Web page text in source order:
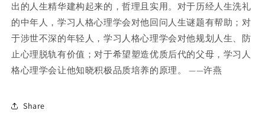
出的人生精华建构起来的，哲理且实用。对于历经人生洗礼
的中年人，学习人格心理学会对他回问人生谜题有帮助；对
于涉世不深的年轻人，学习人格心理学会对他规划人生、防
止心理脱轨有价值；对于希望塑造优质后代的父母，学习人
格心理学会让他知晓积极品质培养的原理。 ——许燕
Share